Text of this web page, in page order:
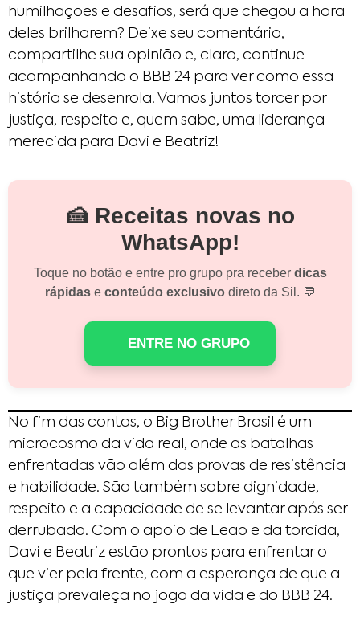
humilhações e desafios, será que chegou a hora
deles brilharem? Deixe seu comentário,
compartilhe sua opinião e, claro, continue
acompanhando o BBB 24 para ver como essa
história se desenrola. Vamos juntos torcer por
justiça, respeito e, quem sabe, uma liderança
merecida para Davi e Beatriz!
🍰 Receitas novas no
WhatsApp!
Toque no botão e entre pro grupo pra receber dicas
rápidase conteúdo exclusivodireto da Sil. 💬
ENTRE NO GRUPO
No fim das contas, o Big Brother Brasil é um
microcosmo da vida real, onde as batalhas
enfrentadas vão além das provas de resistência
e habilidade. São também sobre dignidade,
respeito e a capacidade de se levantar após ser
derrubado. Com o apoio de Leão e da torcida,
Davi e Beatriz estão prontos para enfrentar o
que vier pela frente, com a esperança de que a
justiça prevaleça no jogo da vida e do BBB 24.